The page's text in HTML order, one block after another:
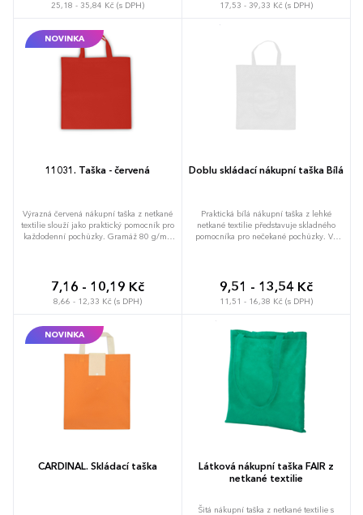
25,18 - 35,84 Kč (s DPH) 17,53 - 39,33 Kč (s DPH)
NOVINKA
11031. Taška - červená
Výrazná červená nákupní taška z netkané
textilie slouží jako praktický pomocník pro
každodenní pochůzky. Gramáž 80 g/m2
pro nošení v ruce a otevřený hlavní prostor
pro okamžitý přístup k obsahu.
Představuje funkční alternativu k
Možnost brandingu: Produkt lze opatřit
potiskem dle vašich požadavků. Rádi vám
rozpočet.
7,16 - 10,19 Kč
8,66 - 12,33 Kč (s DPH)
Doblu skládací nákupní taška Bílá
Praktická bílá nákupní taška z lehké
netkané textilie představuje skladného
pomocníka pro nečekané pochůzky. Ve
kilogramů nákladu a poskytuje vnitřní
objem 7 litrů pro uložení potravin či
jiných nezbytností. Krátké ucho umožňuje
Možnost brandingu: Produkt lze opatřit
potiskem dle vašich požadavků. Rádi vám
doporučíme nejvhodnější technologii
potisku s ohledem na design i váš
9,51 - 13,54 Kč
11,51 - 16,38 Kč (s DPH)
NOVINKA
CARDINAL. Skládací taška
Látková nákupní taška FAIR z
netkané textilie
Šitá nákupní taška z netkané textilie s